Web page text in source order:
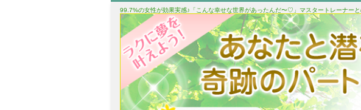
99.7%の女性が効果実感♪「こんな幸せな世界があったんだ〜♡」マスタートレーナー